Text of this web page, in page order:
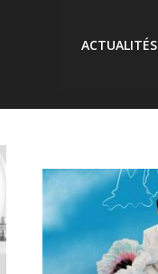
ACTUALITÉS